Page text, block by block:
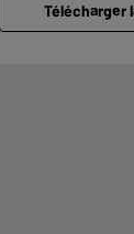
Télécharger